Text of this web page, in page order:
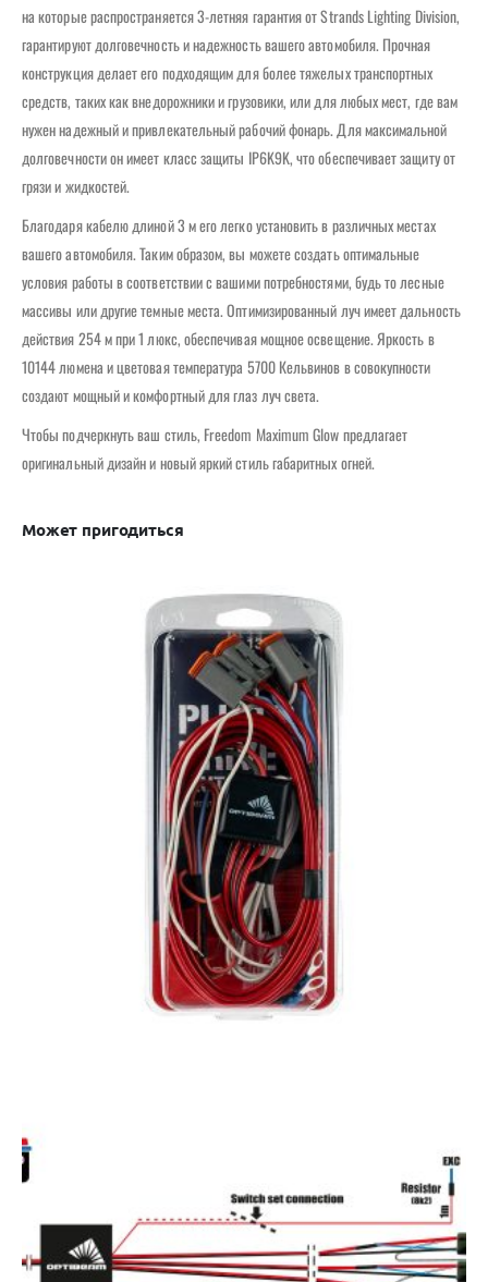
на которые распространяется 3-летняя гарантия от Strands Lighting Division,
гарантируют долговечность и надежность вашего автомобиля. Прочная
конструкция делает его подходящим для более тяжелых транспортных
средств, таких как внедорожники и грузовики, или для любых мест, где вам
нужен надежный и привлекательный рабочий фонарь. Для максимальной
долговечности он имеет класс защиты IP6K9K, что обеспечивает защиту от
грязи и жидкостей.
Благодаря кабелю длиной 3 м его легко установить в различных местах
вашего автомобиля. Таким образом, вы можете создать оптимальные
условия работы в соответствии с вашими потребностями, будь то лесные
массивы или другие темные места. Оптимизированный луч имеет дальность
действия 254 м при 1 люкс, обеспечивая мощное освещение. Яркость в
10144 люмена и цветовая температура 5700 Кельвинов в совокупности
создают мощный и комфортный для глаз луч света.
Чтобы подчеркнуть ваш стиль, Freedom Maximum Glow предлагает
оригинальный дизайн и новый яркий стиль габаритных огней.
Может пригодиться